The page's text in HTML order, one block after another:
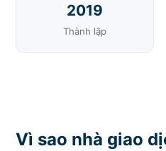
2019
Thành lập
Vì sao nhà giao